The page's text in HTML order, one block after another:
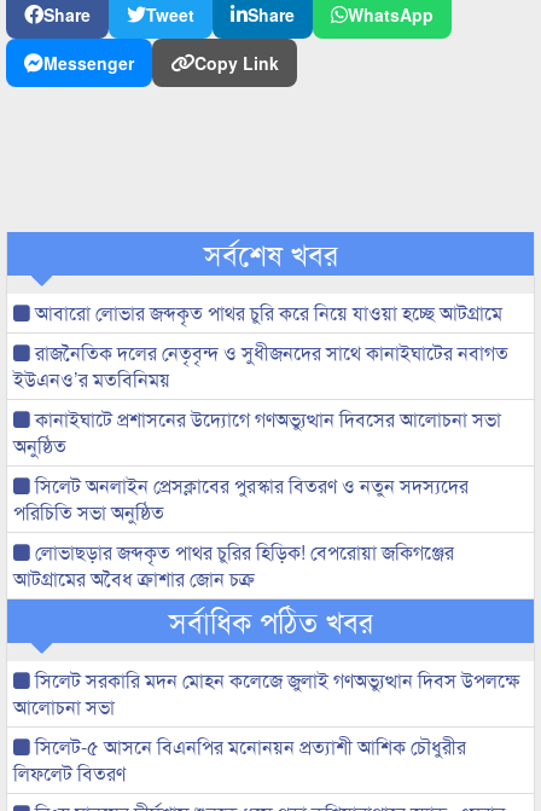
Share Tweet Share
WhatsApp
Messenger
Copy Link
সর্বশেষ খবর
আবারো লোভার জব্দকৃত পাথর চুরি করে নিয়ে যাওয়া হচ্ছে আটগ্রামে
রাজনৈতিক দলের নেতৃবৃন্দ ও সুধীজনদের সাথে কানাইঘাটের নবাগত
ইউএনও’র মতবিনিময়
কানাইঘাটে প্রশাসনের উদ্যোগে গণঅভ্যুত্থান দিবসের আলোচনা সভা
অনুষ্ঠিত
সিলেট অনলাইন প্রেসক্লাবের পুরস্কার বিতরণ ও নতুন সদস্যদের
পরিচিতি সভা অনুষ্ঠিত
লোভাছড়ার জব্দকৃত পাথর চুরির হিড়িক! বেপরোয়া জকিগঞ্জের
আটগ্রামের অবৈধ ক্রাশার জোন চক্র
সর্বাধিক পঠিত খবর
সিলেট সরকারি মদন মোহন কলেজে জুলাই গণঅভ্যুত্থান দিবস উপলক্ষে
আলোচনা সভা
সিলেট-৫ আসনে বিএনপির মনোনয়ন প্রত্যাশী আশিক চৌধুরীর
লিফলেট বিতরণ